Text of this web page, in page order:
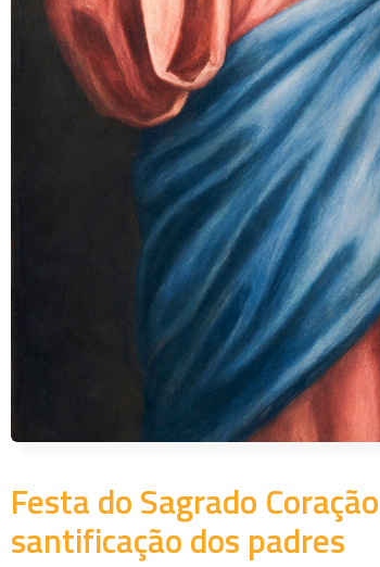
Festa do Sagrado
santificação dos padres